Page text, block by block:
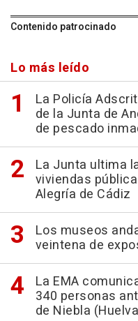
Contenido patrocinado
Lo más leído
La Policía
de la Junta de
de pescado
La Junta ultima
viviendas
Alegría de Cádiz
Los museos
veintena de
La EMA
340 personas
de Niebla